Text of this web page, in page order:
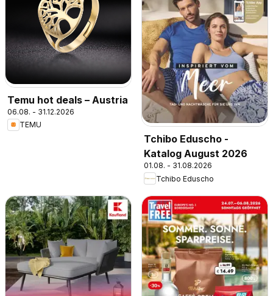
Temu hot deals – Austria
06.08. - 31.12.2026
TEMU
Tchibo Eduscho -
Katalog August 2026
01.08. - 31.08.2026
Tchibo Eduscho